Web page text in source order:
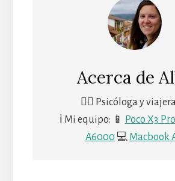
Acerca de
🙋‍♀️ Psicóloga y
ℹ Mi equipo: 📱
Poco X3 Pro
A6000 💻 Macbook